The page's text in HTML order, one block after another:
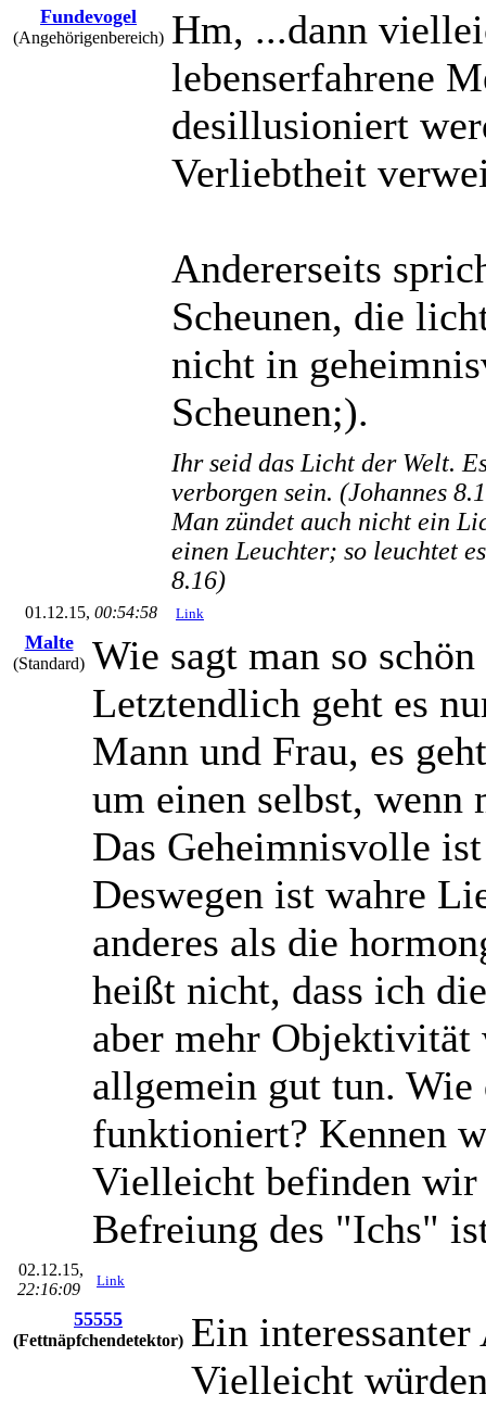
Fundevogel
(Angehörigenbereich) Hm, ...dann
lebenserfahrene
desillusioniert
Verliebtheit
Andererseits
Scheunen, die
nicht in
Scheunen;).
Ihr seid das Licht der Welt.
verborgen sein. (Johannes
Man zündet auch nicht ein
einen Leuchter; so leuchtet
8.16)
01.12.15, 00:54:58 Link
Malte
(Standard) Wie sagt man so
Letztendlich geht es
Mann und Frau, es
um einen selbst, wenn
Das Geheimnisvolle
Deswegen ist wahre
anderes als die
heißt nicht, dass ich
aber mehr Objektivität
allgemein gut tun.
funktioniert? Kennen
Vielleicht befinden wir
Befreiung des "Ichs"
02.12.15,
22:16:09
Link
55555
(Fettnäpfchendetektor) Ein
Vielleicht